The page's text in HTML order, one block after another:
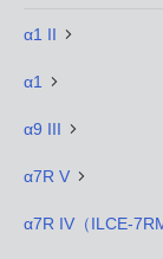
α1 II
α1
α9 III
α7R V
α7R IV（ILCE-